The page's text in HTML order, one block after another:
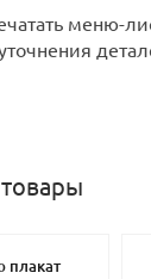
меню-
плакат